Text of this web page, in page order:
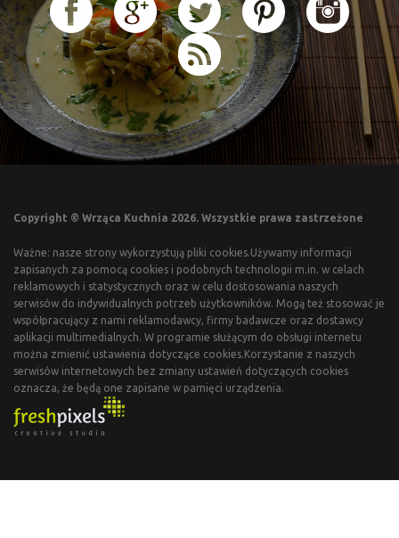
Copyright © Wrząca Kuchnia 2026. Wszystkie prawa zastrzeżone
Ważne: nasze strony wykorzystują pliki cookies.Używamy informacji
zapisanych za pomocą cookies i podobnych technologii m.in. w celach
reklamowych i statystycznych oraz w celu dostosowania naszych
serwisów do indywidualnych potrzeb użytkowników. Mogą też stosować je
współpracujący z nami reklamodawcy, firmy badawcze oraz dostawcy
aplikacji multimedialnych. W programie służącym do obsługi internetu
można zmienić ustawienia dotyczące cookies.Korzystanie z naszych
serwisów internetowych bez zmiany ustawień dotyczących cookies
oznacza, że będą one zapisane w pamięci urządzenia.